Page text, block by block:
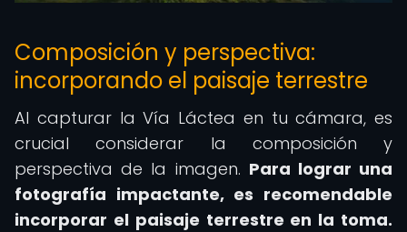
Composición y perspectiva:
incorporando el paisaje terrestre
Al capturar la Vía Láctea en tu cámara, es
crucial considerar la composición y
perspectiva de la imagen. Para lograr una
fotografía impactante, es recomendable
incorporar el paisaje terrestre en la toma.